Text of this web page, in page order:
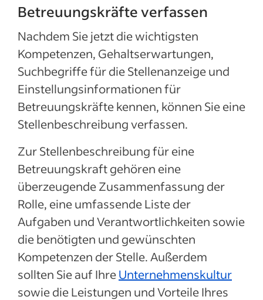
Betreuungskräfte verfassen
Nachdem Sie jetzt die wichtigsten
Kompetenzen, Gehaltserwartungen,
Suchbegriffe für die Stellenanzeige und
Einstellungsinformationen für
Betreuungskräfte kennen, können Sie eine
Stellenbeschreibung verfassen.
Zur Stellenbeschreibung für eine
Betreuungskraft gehören eine
überzeugende Zusammenfassung der
Rolle, eine umfassende Liste der
Aufgaben und Verantwortlichkeiten sowie
die benötigten und gewünschten
Kompetenzen der Stelle. Außerdem
sollten Sie auf IhreUnternehmenskultur
sowie die Leistungen und Vorteile Ihres